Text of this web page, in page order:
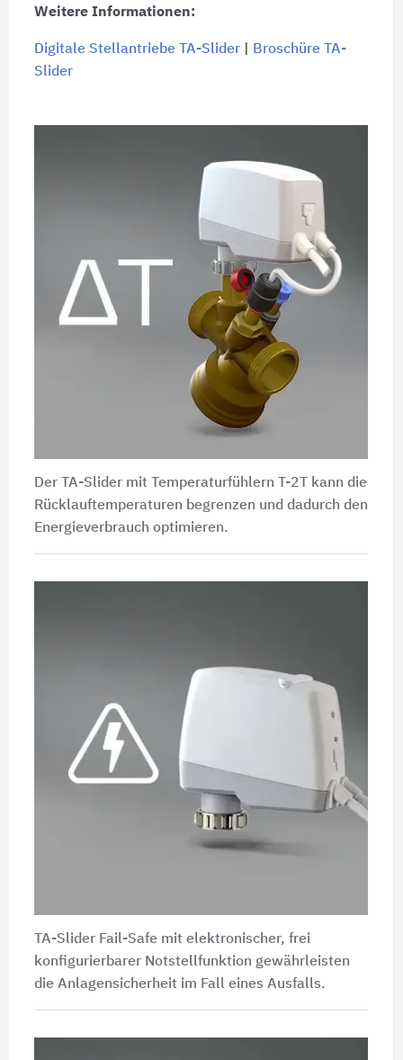
Weitere Informationen:
Digitale Stellantriebe TA-Slider|
Broschüre TA-
Slider
Der TA-Slider mit Temperaturfühlern T-2T kann die
Rücklauftemperaturen begrenzen und dadurch den
Energieverbrauch optimieren.
TA-Slider Fail-Safe mit elektronischer, frei
konfigurierbarer Notstellfunktion gewährleisten
die Anlagensicherheit im Fall eines Ausfalls.